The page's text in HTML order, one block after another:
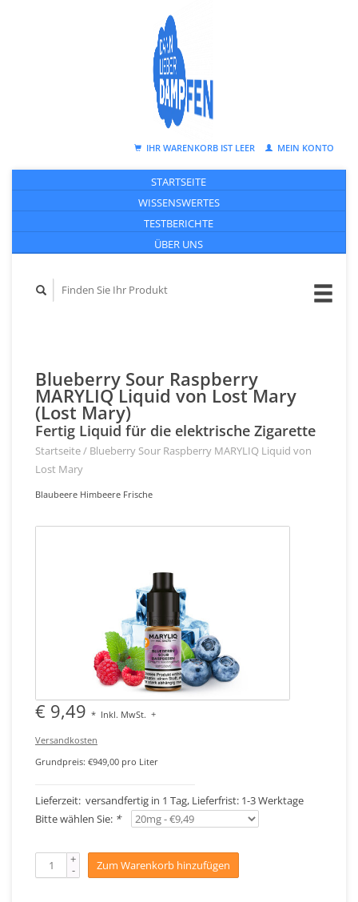
IHR WARENKORB IST LEER MEIN KONTO
STARTSEITE
WISSENSWERTES
TESTBERICHTE
ÜBER UNS
Blueberry Sour Raspberry
MARYLIQ Liquid von Lost Mary
(Lost Mary)
Fertig Liquid für die elektrische Zigarette
Startseite/ Blueberry Sour Raspberry MARYLIQ Liquid von
Lost Mary
Blaubeere Himbeere Frische
€ 9,49 * Inkl. MwSt. +
Versandkosten
Grundpreis: €949,00 pro Liter
Lieferzeit: versandfertig in 1 Tag, Lieferfrist: 1-3 Werktage
Bitte wählen Sie: *
+
- Zum Warenkorb hinzufügen